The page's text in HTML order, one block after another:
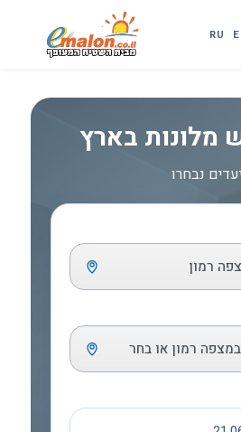
RU
מלונות בארץ
רמון
רמון או בחר